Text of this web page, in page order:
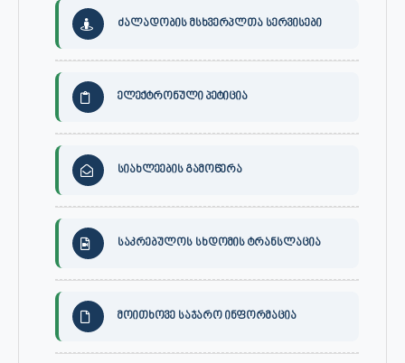
ძალადობის მსხვერპლთა სერვისები
ელექტრონული პეტიცია
სიახლეების გამოწერა
საკრებულოს სხდომის ტრანსლაცია
მოითხოვე საჯარო ინფორმაცია